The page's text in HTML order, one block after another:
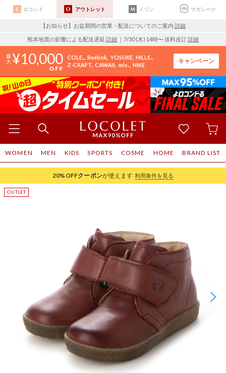
ロコンド アウトレット メゾン マガシーク
【お知らせ】お盆期間の営業・配送についてのご案内 詳細
熊本地震の影響による配送遅延 詳細 ｜7/30 (木) 14時〜 送料改訂詳細
10,000 COLE.. Reebok YOSUKE HILLS..
Z-CRAFT CAWAII mis.. NIKE
キャンペーン
WOMEN MEN KIDS SPORTS COSME HOME BRAND LIST
20%OFFクーポンが使えます 利用条件を見る